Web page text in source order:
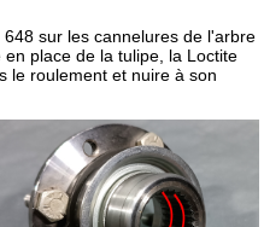
sur les cannelures de l'arbre
place de la tulipe, la Loctite
le roulement et nuire à son